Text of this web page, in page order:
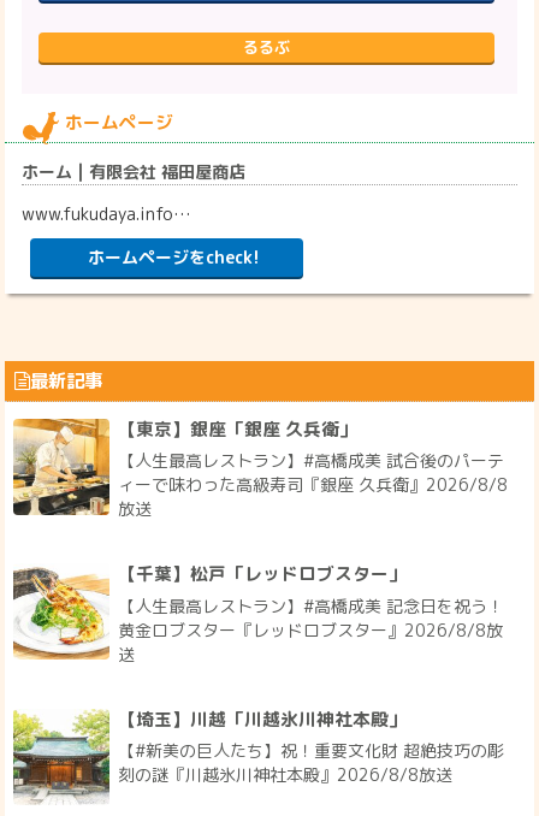
るるぶ
ホームページ
ホーム | 有限会社 福田屋商店
www.fukudaya.info…
ホームページをcheck!
最新記事
【東京】銀座「銀座 久兵衛」
【人生最高レストラン】#高橋成美 試合後のパーテ
ィーで味わった高級寿司『銀座 久兵衛』2026/8/8
放送
【千葉】松戸「レッドロブスター」
【人生最高レストラン】#高橋成美 記念日を祝う！
黄金ロブスター『レッドロブスター』2026/8/8放
送
【埼玉】川越「川越氷川神社本殿」
【#新美の巨人たち】祝！重要文化財 超絶技巧の彫
刻の謎『川越氷川神社本殿』2026/8/8放送